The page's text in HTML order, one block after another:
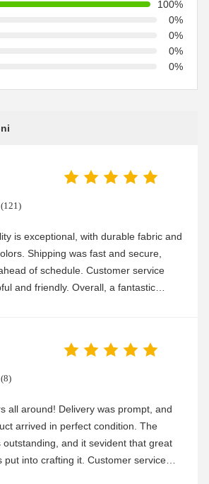
100%
0%
0%
0%
0%
is exceptional, with durable fabric and
Shipping was fast and secure,
of schedule. Customer service
and friendly. Overall, a fantastic
all around! Delivery was prompt, and
arrived in perfect condition. The
outstanding, and it sevident that great
put into crafting it. Customer service